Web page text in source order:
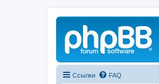
Ссылки FAQ